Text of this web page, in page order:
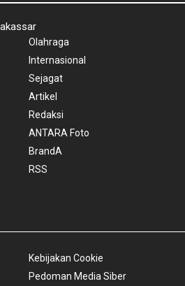
Olahraga
Internasional
Sejagat
Artikel
Redaksi
ANTARA Foto
BrandA
RSS
Kebijakan Cookie
Pedoman Media Siber